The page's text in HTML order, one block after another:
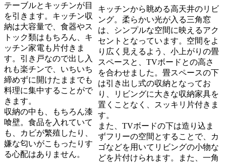
テーブルとキッチンが目
を引きます。キッチン収
納は大容量で、食器やス
トック類はもちろん、キ
ッチン家電も片付きま
す。引き戸なので出し入
れも楽チンで、いちいち
締めずに開けたままでも
料理に集中することがで
きます。
収納の中も、もちろん漆
喰壁。食品を入れていて
も、カビが繁殖したり、
嫌な匂いがこもったりす
る心配はありません。
キッチンから眺める高天井のリビ
ング。柔らかい光が入る三角窓
は、シンプルな空間に映えるアク
セントとなっています。空間をよ
り広く見えるよう、小上がりの畳
スペースと、TVボードとの高さ
を合わせました。畳スペースの下
は引き出し式の収納となってお
り、リビングに大きな収納家具を
置くことなく、スッキリ片付きま
す。
また、TVボードの下は造り込ま
ずフリーの空間とすることで、カ
ゴなどを用いてリビングの小物な
どを片付けられます。また、一角